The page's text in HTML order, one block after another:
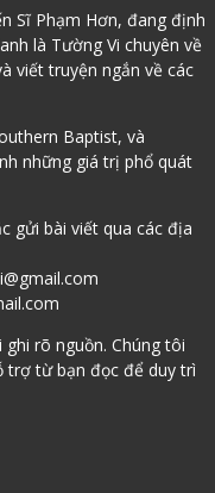
Sĩ Phạm Hơn, đang định
là Tường Vi chuyên về
viết truyện ngắn về các
Baptist, và
những giá trị phổ quát
gửi bài viết qua các địa
rõ nguồn. Chúng tôi
trợ từ bạn đọc để duy trì